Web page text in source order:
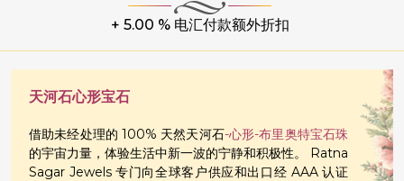
+ 5.00 % 电汇付款额外折扣
天河石心形宝石
借助未经处理的 100% 天然天河石-心形-布里奥特宝石珠
的宇宙力量，体验生活中新一波的宁静和积极性。 Ratna
Sagar Jewels 专门向全球客户供应和出口经 AAA 认证